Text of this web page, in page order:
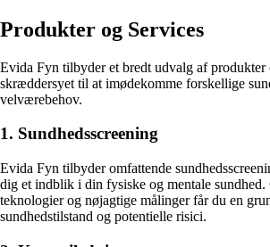
Produkter og Services
Evida Fyn tilbyder et bredt udvalg af produkter
skræddersyet til at imødekomme forskellige
velværebehov.
1. Sundhedsscreening
Evida Fyn tilbyder omfattende
dig et indblik i din fysiske og mentale sundhed.
teknologier og nøjagtige målinger får du en
sundhedstilstand og potentielle risici.